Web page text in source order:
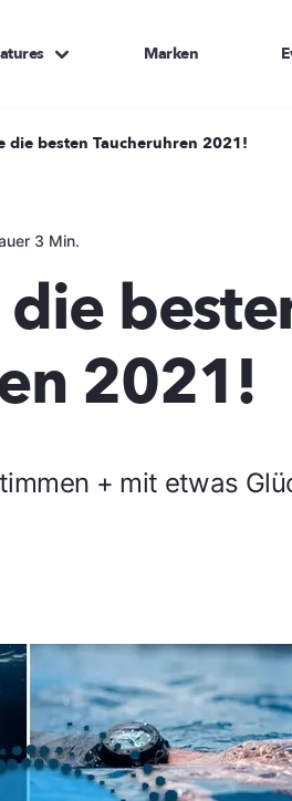
Marken
die besten Taucheruhren 2021!
3 Min.
2021!
+ mit etwas